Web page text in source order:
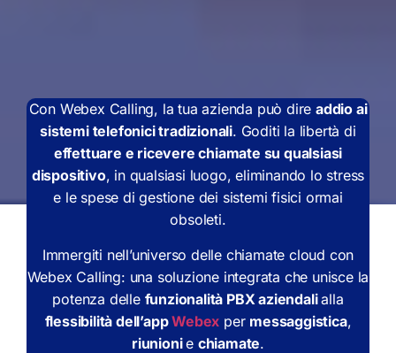
Con Webex Calling, la tua azienda può dire addio ai
sistemi telefonici tradizionali. Goditi la libertà di
effettuare e ricevere chiamate su qualsiasi
dispositivo, in qualsiasi luogo, eliminando lo stress
e le spese di gestione dei sistemi fisici ormai
obsoleti.
Immergiti nell’universo delle chiamate cloud con
Webex Calling: una soluzione integrata che unisce la
potenza delle funzionalità PBX aziendalialla
flessibilità dell’appWebex per messaggistica,
riunionie chiamate.